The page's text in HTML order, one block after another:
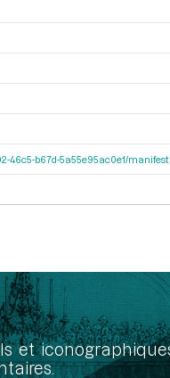
46c5-b67d-5a55e95ac0e1/manifest
et